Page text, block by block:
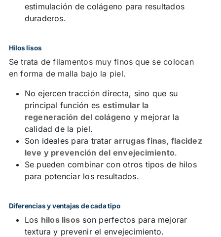
estimulación de colágeno para resultados
duraderos.
Hilos lisos
Se trata de filamentos muy finos que se colocan
en forma de malla bajo la piel.
No ejercen tracción directa, sino que su
principal función es estimular la
regeneración del colágeno y mejorar la
calidad de la piel.
Son ideales para tratararrugas finas, flacidez
leve y prevención del envejecimiento.
Se pueden combinar con otros tipos de hilos
para potenciar los resultados.
Diferencias y ventajas de cada tipo
Los hilos lisos son perfectos para mejorar
textura y prevenir el envejecimiento.